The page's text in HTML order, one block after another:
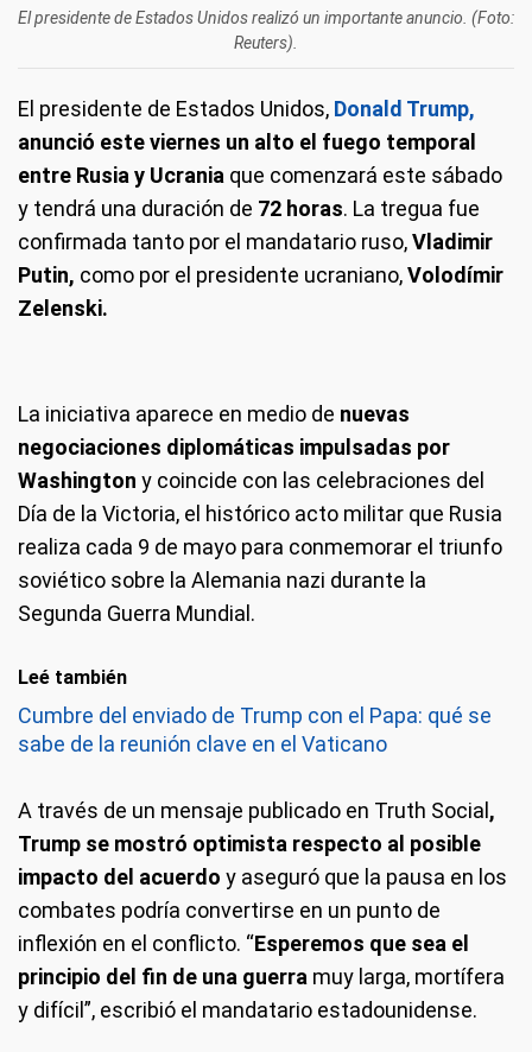
El presidente de Estados Unidos realizó un importante anuncio. (Foto:
Reuters).
El presidente de Estados Unidos, Donald Trump,
anunció este viernes un alto el fuego temporal
entre Rusia y Ucrania que comenzará este sábado
y tendrá una duración de 72 horas. La tregua fue
confirmada tanto por el mandatario ruso,Vladimir
Putin, como por el presidente ucraniano,Volodímir
Zelenski.
La iniciativa aparece en medio de nuevas
negociaciones diplomáticas impulsadas por
Washington y coincide con las celebraciones del
Día de la Victoria, el histórico acto militar que Rusia
realiza cada 9 de mayo para conmemorar el triunfo
soviético sobre la Alemania nazi durante la
Segunda Guerra Mundial.
Leé también
Cumbre del enviado de Trump con el Papa: qué se
sabe de la reunión clave en el Vaticano
A través de un mensaje publicado en Truth Social ,
Trump se mostró optimista respecto al posible
impacto del acuerdo y aseguró que la pausa en los
combates podría convertirse en un punto de
inflexión en el conflicto. “Esperemos que sea el
principio del fin de una guerra muy larga, mortífera
y difícil”, escribió el mandatario estadounidense.